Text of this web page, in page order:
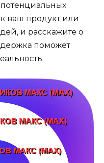
ваш продукт или
и расскажите о
поможет